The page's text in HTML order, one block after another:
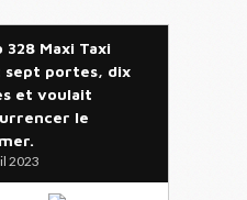
328 Maxi Taxi
sept portes, dix
et voulait
le
2023